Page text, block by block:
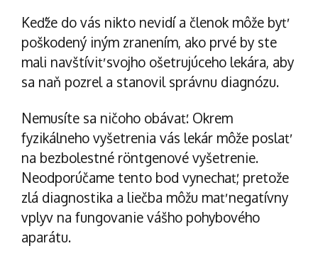
Keďže do vás nikto nevidí a členok môže byť
poškodený iným zranením, ako prvé by ste
mali navštíviť svojho ošetrujúceho lekára, aby
sa naň pozrel a stanovil správnu diagnózu.
Nemusíte sa ničoho obávať. Okrem
fyzikálneho vyšetrenia vás lekár môže poslať
na bezbolestné röntgenové vyšetrenie.
Neodporúčame tento bod vynechať, pretože
zlá diagnostika a liečba môžu mať negatívny
vplyv na fungovanie vášho pohybového
aparátu.